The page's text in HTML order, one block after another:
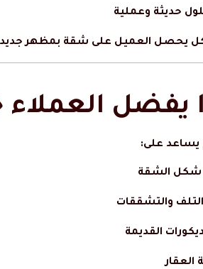
حديثة وعملية
يحصل العميل على شقة بمظهر جديد
يفضل العملاء
يساعد على:
الشقة
والتشققات
القديمة
العقار